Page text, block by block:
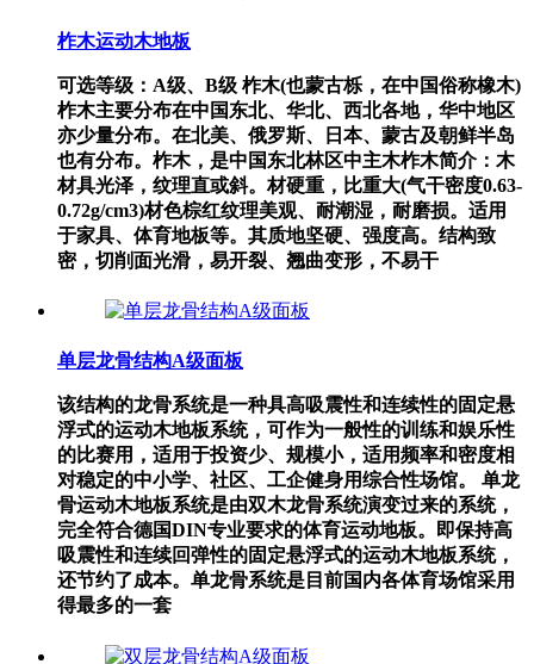
柞木运动木地板
可选等级：A级、B级 柞木(也蒙古栎，在中国俗称橡木)
柞木主要分布在中国东北、华北、西北各地，华中地区
亦少量分布。在北美、俄罗斯、日本、蒙古及朝鲜半岛
也有分布。柞木，是中国东北林区中主木柞木简介：木
材具光泽，纹理直或斜。材硬重，比重大(气干密度0.63-
0.72g/cm3)材色棕红纹理美观、耐潮湿，耐磨损。适用
于家具、体育地板等。其质地坚硬、强度高。结构致
密，切削面光滑，易开裂、翘曲变形，不易干
单层龙骨结构A级面板
该结构的龙骨系统是一种具高吸震性和连续性的固定悬
浮式的运动木地板系统，可作为一般性的训练和娱乐性
的比赛用，适用于投资少、规模小，适用频率和密度相
对稳定的中小学、社区、工企健身用综合性场馆。 单龙
骨运动木地板系统是由双木龙骨系统演变过来的系统，
完全符合德国DIN专业要求的体育运动地板。即保持高
吸震性和连续回弹性的固定悬浮式的运动木地板系统，
还节约了成本。单龙骨系统是目前国内各体育场馆采用
得最多的一套